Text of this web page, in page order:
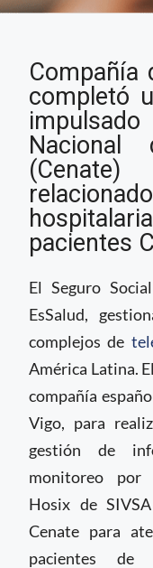
aplica
hospital de
Compañía
completó
Nacional
pacientes
El Seguro
EsSalud,
complejos de
América Latina.
compañía
Vigo, para
gestión de
monitoreo por
Hosix de
Cenate para
pacientes